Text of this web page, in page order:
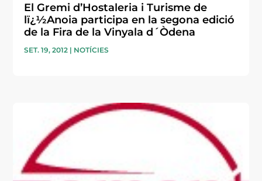
El Gremi d’Hostaleria i Turisme de
lï¿½Anoia participa en la segona edició
de la Fira de la Vinyala d´Òdena
SET. 19, 2012 | NOTÍCIES